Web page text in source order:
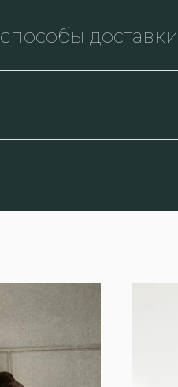
доставки